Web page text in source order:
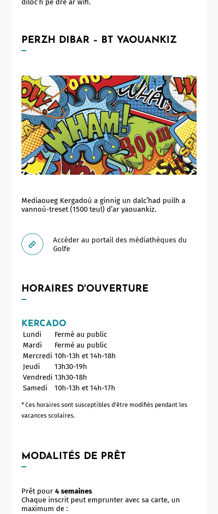
diloc’h pe dre ar wifi.
PERZH DIBAR – BT YAOUANKIZ
Mediaoueg Kergadoù a ginnig un dalc’had puilh a
vannoù-treset (1500 teul) d’ar yaouankiz.
Accéder au portail des médiathèques du
Golfe
HORAIRES D'OUVERTURE
KERCADO
Lundi
Fermé au public
Mardi
Fermé au public
Mercredi 10h-13h et 14h-18h
Jeudi
13h30-19h
Vendredi 13h30-18h
Samedi
10h-13h et 14h-17h
* Ces horaires sont susceptibles d'être modifiés pendant les
vacances scolaires.
MODALITÉS DE PRÊT
Prêt pour 4 semaines
Chaque inscrit peut emprunter avec sa carte, un
maximum de :